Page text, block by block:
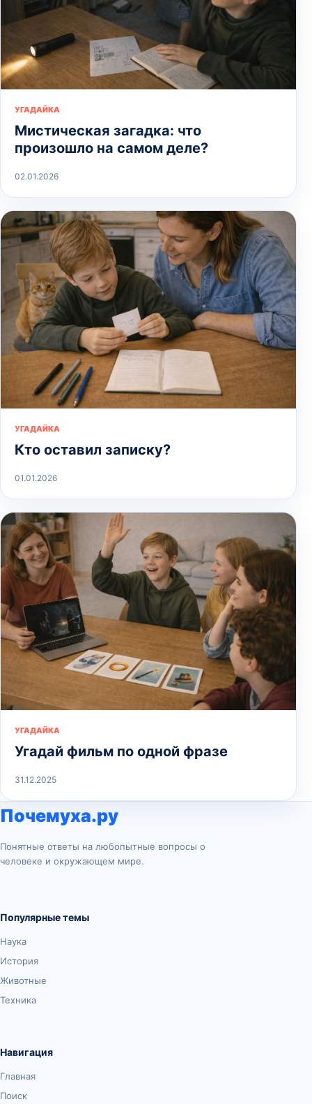
УГАДАЙКА
Мистическая загадка: что
произошло на самом деле?
02.01.2026
УГАДАЙКА
Кто оставил записку?
01.01.2026
УГАДАЙКА
Угадай фильм по одной фразе
31.12.2025
Почемуха.ру
Понятные ответы на любопытные вопросы о
человеке и окружающем мире.
Популярные темы
Наука
История
Животные
Техника
Навигация
Главная
Поиск